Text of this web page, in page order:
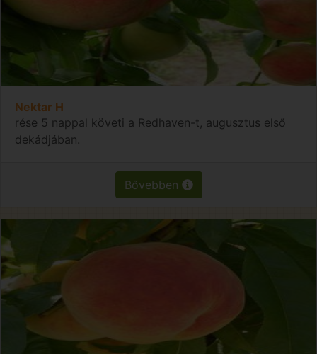
Nektar H
rése 5 nappal követi a Redhaven-t, augusztus első
dekádjában.
Bővebben